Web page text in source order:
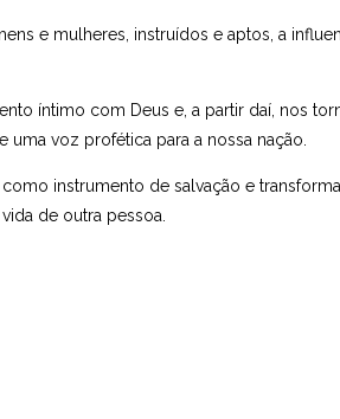
e mulheres, instruídos e aptos, a
íntimo com Deus e, a partir daí, nos
voz profética para a nossa nação.
instrumento de salvação e
de outra pessoa.